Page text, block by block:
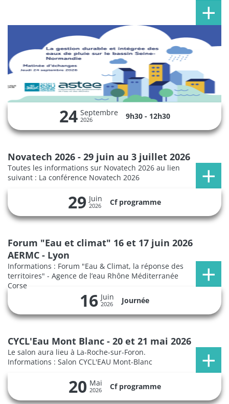
24 Septembre
2026 9h30 - 12h30
Novatech 2026 - 29 juin au 3 juillet 2026
Toutes les informations sur Novatech 2026 au lien
suivant : La conférence Novatech 2026
29 Juin
2026 Cf programme
Forum "Eau et climat" 16 et 17 juin 2026
AERMC - Lyon
Informations : Forum "Eau & Climat, la réponse des
territoires" - Agence de l’eau Rhône Méditerranée
Corse
16 Juin
2026 Journée
CYCL'Eau Mont Blanc - 20 et 21 mai 2026
Le salon aura lieu à La-Roche-sur-Foron.
Informations : Salon CYCL'EAU Mont-Blanc
20 Mai
2026 Cf programme